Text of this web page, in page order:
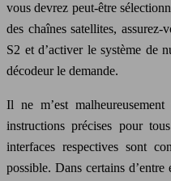
vous devrez peut-être
des chaînes satellites,
S2 et d’activer le système de
décodeur le demande.
Il ne m’est
instructions précises pour
interfaces respectives sont
possible. Dans certains